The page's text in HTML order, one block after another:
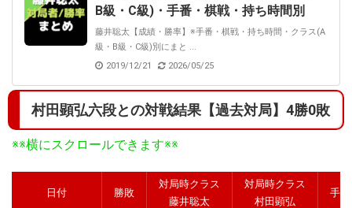
B級・C級)・手番・棋戦・持ち時間別
藤井聡太【成績・勝率】※手番・棋戦・持ち時間・クラス(A
級・B級・C級)別にまと ...
2019/12/21
2026/05/25
村田顕弘六段との対戦結果【過去対局】4勝0敗
※※横にスクロールできます※※
日付 勝敗
対局時クラス
藤井聡太
対局時クラス
村田顕弘
手番